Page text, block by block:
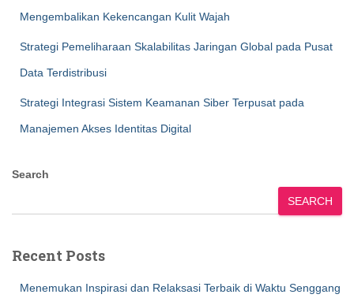
Mengembalikan Kekencangan Kulit Wajah
Strategi Pemeliharaan Skalabilitas Jaringan Global pada Pusat
Data Terdistribusi
Strategi Integrasi Sistem Keamanan Siber Terpusat pada
Manajemen Akses Identitas Digital
Search
SEARCH
Recent Posts
Menemukan Inspirasi dan Relaksasi Terbaik di Waktu Senggang